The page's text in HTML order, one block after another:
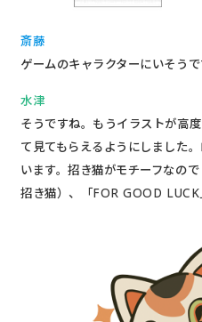
斎藤
ゲームのキャラクターにいそうで
水津
そうですね。もうイラストが高
て見てもらえるようにしました
います。招き猫がモチーフなの
招き猫）、「FOR GOOD LUCK